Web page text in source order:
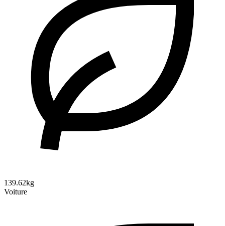
139.62kg
Voiture